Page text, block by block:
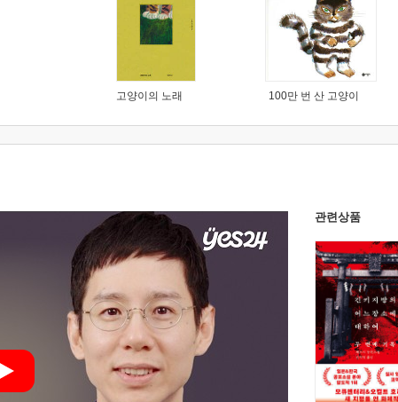
고양이의 노래 100만 번 산 고양이
관련상품